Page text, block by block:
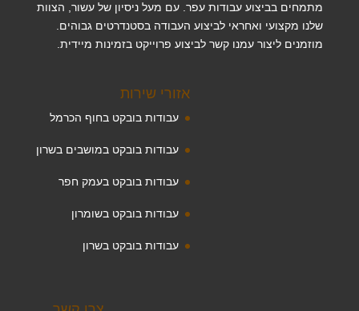
מתמחים בביצוע עבודות עפר. עם מעל ניסיון של עשור, הצוות
שלנו מקצועי ואחראי לביצוע העבודה בסטנדרטים גבוהים.
מוזמנים ליצור עמנו קשר לביצוע פרוייקט בזמינות מיידית.
אזורי שירות
עבודות בובקט בחוף הכרמל
עבודות בובקט במושבים בשרון
עבודות בובקט בעמק חפר
עבודות בובקט בשומרון
עבודות בובקט בשרון